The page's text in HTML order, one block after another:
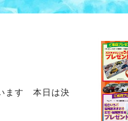
ます 本日は決